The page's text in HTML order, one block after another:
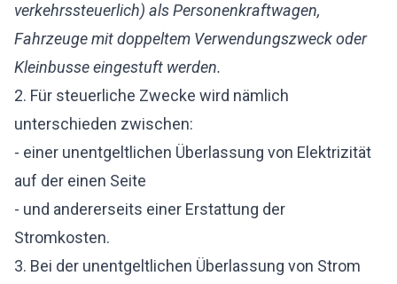
verkehrssteuerlich) als Personenkraftwagen,
Fahrzeuge mit doppeltem Verwendungszweck oder
Kleinbusse eingestuft werden.
2. Für steuerliche Zwecke wird nämlich
unterschieden zwischen:
- einer unentgeltlichen Überlassung von Elektrizität
auf der einen Seite
- und andererseits einer Erstattung der
Stromkosten.
3. Bei der unentgeltlichen Überlassung von Strom